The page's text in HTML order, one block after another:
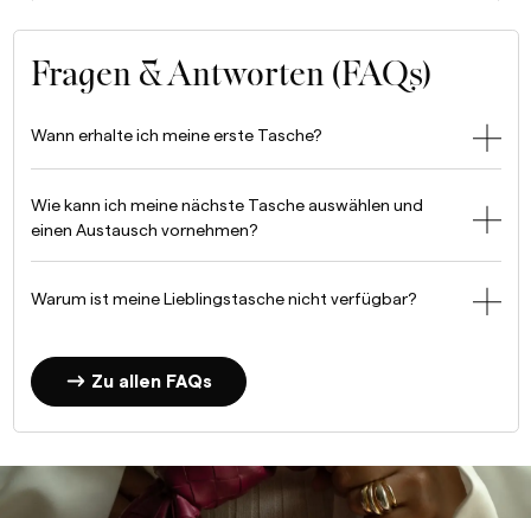
Fragen & Antworten (FAQs)
Wann erhalte ich meine erste Tasche?
Wie kann ich meine nächste Tasche auswählen und
einen Austausch vornehmen?
Warum ist meine Lieblingstasche nicht verfügbar?
Zu allen FAQs